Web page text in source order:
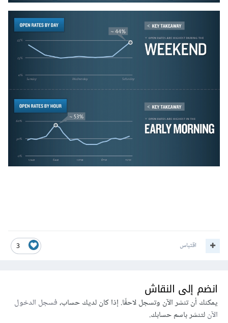
3 اقتباس
انضم إلى النقاش
يمكنك أن تنشر الآن وتسجل لاحقًا. إذا كان لديك حساب،فسجل الدخول
الآنلتنشر باسم حسابك.